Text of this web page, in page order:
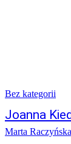
Bez kategorii
Joanna
Marta